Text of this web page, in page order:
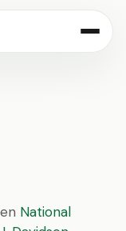
National